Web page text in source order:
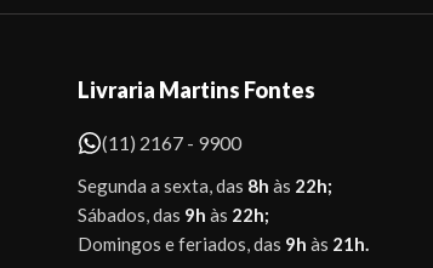
Livraria Martins Fontes
(11) 2167 - 9900
Segunda a sexta, das 8h às 22h;
Sábados, das 9h às 22h;
Domingos e feriados, das 9h às 21h.